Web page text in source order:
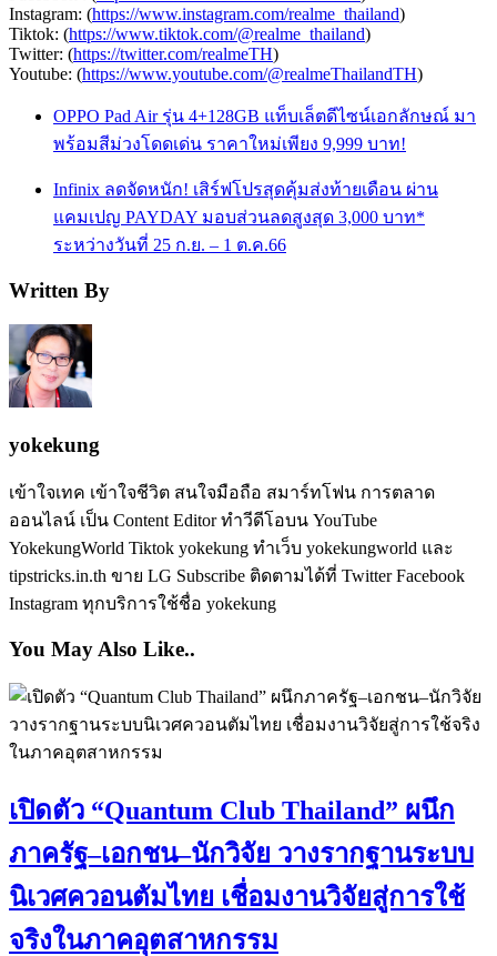
Instagram: (https://www.instagram.com/realme_thailand)
Tiktok: (https://www.tiktok.com/@realme_thailand)
Twitter: (https://twitter.com/realmeTH)
Youtube: (https://www.youtube.com/@realmeThailandTH)
OPPO Pad Air รุ่น 4+128GB แท็บเล็ตดีไซน์เอกลักษณ์ มา
พร้อมสีม่วงโดดเด่น ราคาใหม่เพียง 9,999 บาท!
Infinix ลดจัดหนัก! เสิร์ฟโปรสุดคุ้มส่งท้ายเดือน ผ่าน
แคมเปญ PAYDAY มอบส่วนลดสูงสุด 3,000 บาท*
ระหว่างวันที่ 25 ก.ย. – 1 ต.ค.66
Written By
yokekung
เข้าใจเทค เข้าใจชีวิต สนใจมือถือ สมาร์ทโฟน การตลาด
ออนไลน์ เป็น Content Editor ทำวีดีโอบน YouTube
YokekungWorld Tiktok yokekung ทำเว็บ yokekungworld และ
tipstricks.in.th ขาย LG Subscribe ติดตามได้ที่ Twitter Facebook
Instagram ทุกบริการใช้ชื่อ yokekung
You May Also Like..
เปิดตัว “Quantum Club Thailand” ผนึก
ภาครัฐ–เอกชน–นักวิจัย วางรากฐานระบบ
นิเวศควอนตัมไทย เชื่อมงานวิจัยสู่การใช้
จริงในภาคอุตสาหกรรม